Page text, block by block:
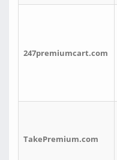
247premiumcart.com
TakePremium.com